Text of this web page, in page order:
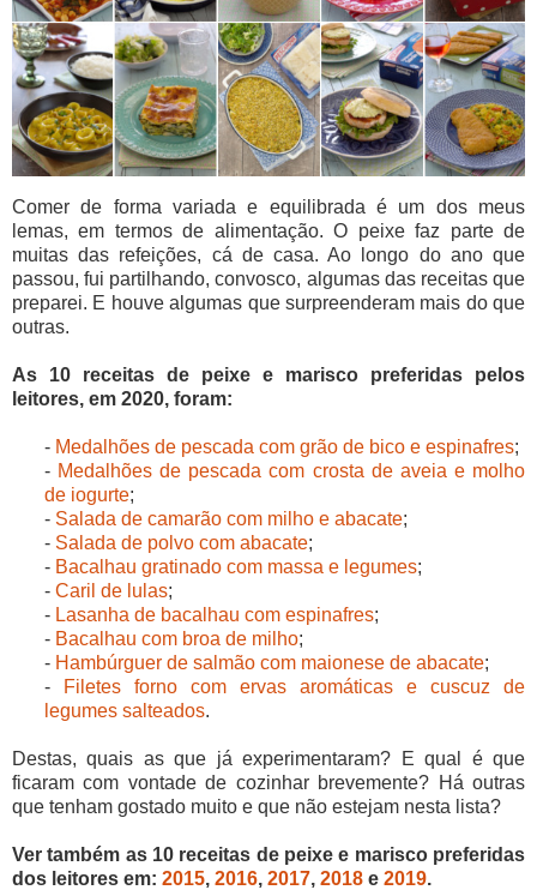
Comer de forma variada e equilibrada é um dos meus
lemas, em termos de alimentação. O peixe faz parte de
muitas das refeições, cá de casa. Ao longo do ano que
passou, fui partilhando, convosco, algumas das receitas que
preparei. E houve algumas que surpreenderam mais do que
outras.
As 10 receitas de peixe e marisco preferidas pelos
leitores, em 2020, foram:
- Medalhões de pescada com grão de bico e espinafres;
- Medalhões de pescada com crosta de aveia e molho
de iogurte;
- Salada de camarão com milho e abacate;
- Salada de polvo com abacate;
- Bacalhau gratinado com massa e legumes;
- Caril de lulas;
- Lasanha de bacalhau com espinafres;
- Bacalhau com broa de milho;
- Hambúrguer de salmão com maionese de abacate;
-
Filetes forno com ervas aromáticas e cuscuz de
legumes salteados.
Destas, quais as que já experimentaram? E qual é que
ficaram com vontade de cozinhar brevemente? Há outras
que tenham gostado muito e que não estejam nesta lista?
Ver também as 10 receitas de peixe e marisco preferidas
dos leitores em: 2015, 2016, 2017, 2018 e 2019.